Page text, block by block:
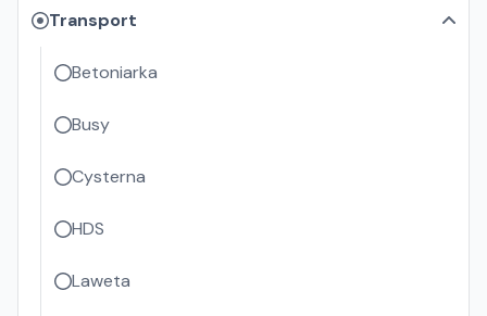
Transport
Betoniarka
Busy
Cysterna
HDS
Laweta